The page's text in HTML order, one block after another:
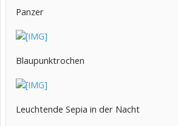
Panzer
Blaupunktrochen
Leuchtende Sepia in der Nacht